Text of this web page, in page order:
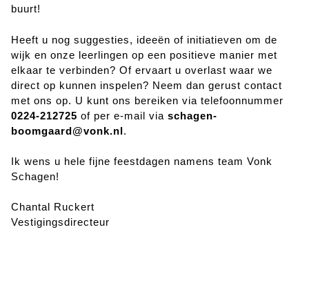
buurt!
Heeft u nog suggesties, ideeën of initiatieven om de
wijk en onze leerlingen op een positieve manier met
elkaar te verbinden? Of ervaart u overlast waar we
direct op kunnen inspelen? Neem dan gerust contact
met ons op. U kunt ons bereiken via telefoonnummer
0224-212725 of per e-mail via schagen-
boomgaard@vonk.nl.
Ik wens u hele fijne feestdagen namens team Vonk
Schagen!
Chantal Ruckert
Vestigingsdirecteur